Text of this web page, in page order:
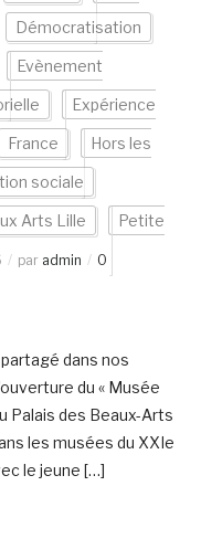
Démocratisation
Evènement
Expérience
France Hors les
sociale
Arts Lille Petite
par admin
0
dans nos
du « Musée
Palais des Beaux-Arts
les musées du XXIe
le jeune […]